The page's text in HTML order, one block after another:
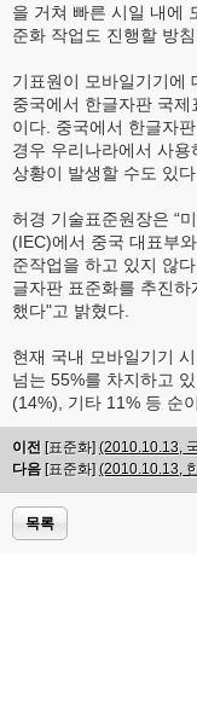
을 거쳐 빠른 시일 내에
준화 작업도 진행할 방침
기표원이 모바일기기에
중국에서 한글자판 국
이다. 중국에서 한글자
경우 우리나라에서 사
상황이 발생할 수도 있다.
허경 기술표준원장은 “
(IEC)에서 중국 대표부
준작업을 하고 있지 않
글자판 표준화를 추진
했다"고 밝혔다.
현재 국내 모바일기기
넘는 55%를 차지하고
(14%), 기타 11% 등 순
이전 [표준화] (2010.10.13,
다음 [표준화] (2010.10.13,
목록